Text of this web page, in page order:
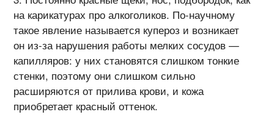
на карикатурах про алкоголиков. По-научному
такое явление называется купероз и возникает
он из-за нарушения работы мелких сосудов —
капилляров: у них становятся слишком тонкие
стенки, поэтому они слишком сильно
расширяются от прилива крови, и кожа
приобретает красный оттенок.